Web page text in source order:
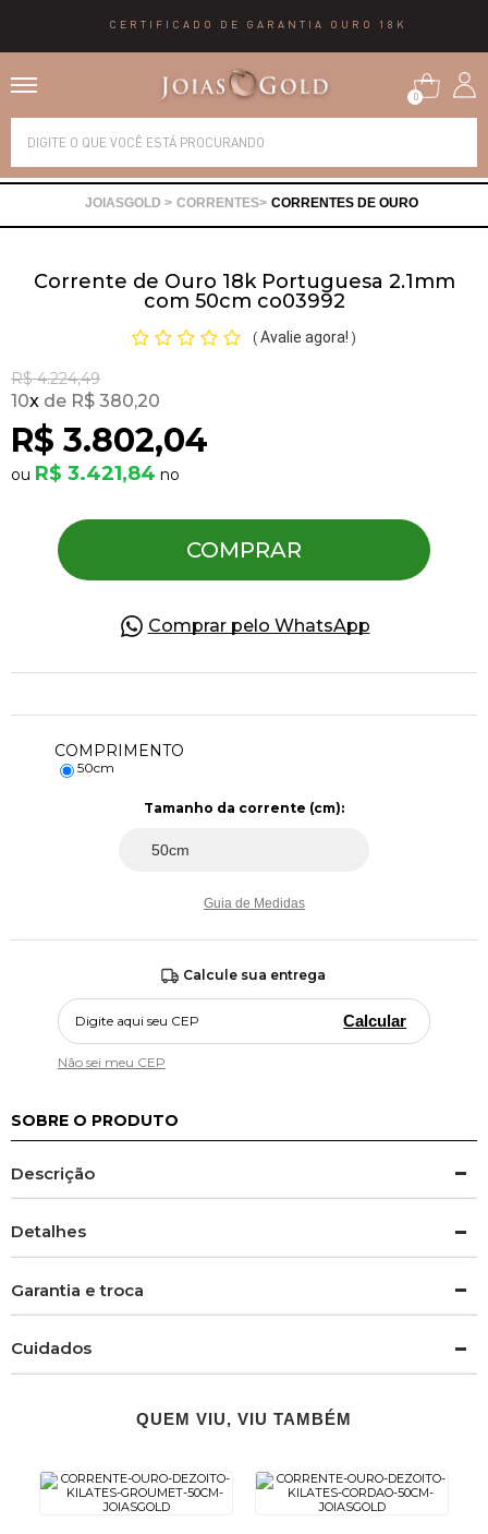
CERTIFICADO DE GARANTIA OURO 18K
0
CORRENTES CORRENTES DE OURO
Corrente de Ouro 18k Portuguesa 2.1mm
com 50cm co03992
( Avalie agora! )
R$ 4.224,49
R$ 3.802,04
10x R$ 380,20
R$ 3.421,84
COMPRAR
Comprar pelo WhatsApp
COMPRIMENTO
50cm
Tamanho da corrente (cm):
Guia de Medidas
Calcule sua entrega
Calcular
Não sei meu CEP
SOBRE O PRODUTO
Descrição
Detalhes
Garantia e troca
Cuidados
QUEM VIU, VIU TAMBÉM
Alianças
Brincos
Pingentes
Presente